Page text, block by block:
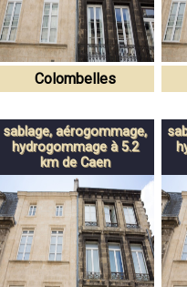
Colombelles
sablage, aérogommage,
hydrogommage à 5.2
km de Caen